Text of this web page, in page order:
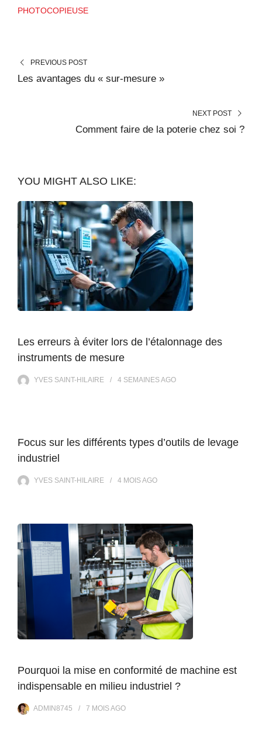
PHOTOCOPIEUSE
PREVIOUS POST
Les avantages du « sur-mesure »
NEXT POST
Comment faire de la poterie chez soi ?
YOU MIGHT ALSO LIKE:
Les erreurs à éviter lors de l’étalonnage des
instruments de mesure
YVES SAINT-HILAIRE 4 SEMAINESAGO
Focus sur les différents types d’outils de levage
industriel
YVES SAINT-HILAIRE 4 MOISAGO
Pourquoi la mise en conformité de machine est
indispensable en milieu industriel ?
ADMIN8745 7 MOISAGO